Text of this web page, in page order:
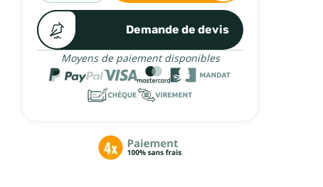
Demande de devis
Moyens de paiement disponibles